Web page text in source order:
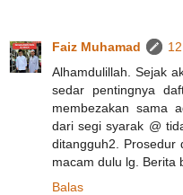
Faiz Muhamad
Alhamdulillah. Sejak
sedar pentingnya
membezakan sama
dari segi syarak @
ditangguh2. Prosedur
macam dulu lg. Berita
Balas